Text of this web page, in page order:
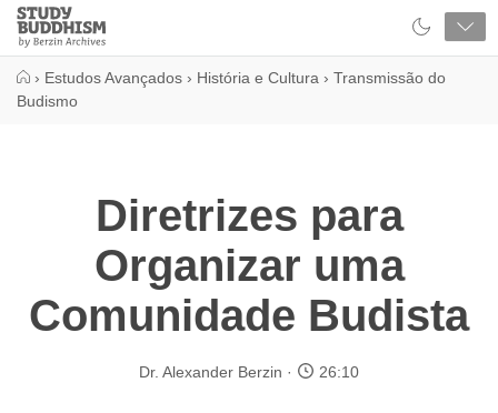
Close
Study
Buddhism
› Estudos Avançados › História e Cultura › Transmissão do
Budismo
Diretrizes para
Organizar uma
Comunidade Budista
Dr. Alexander Berzin 26:10